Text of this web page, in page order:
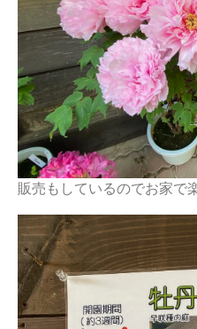
販売もしているのでお家で